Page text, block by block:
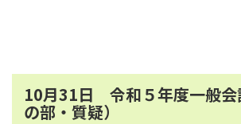
10月31日 令和５年度一般会
の部・質疑）